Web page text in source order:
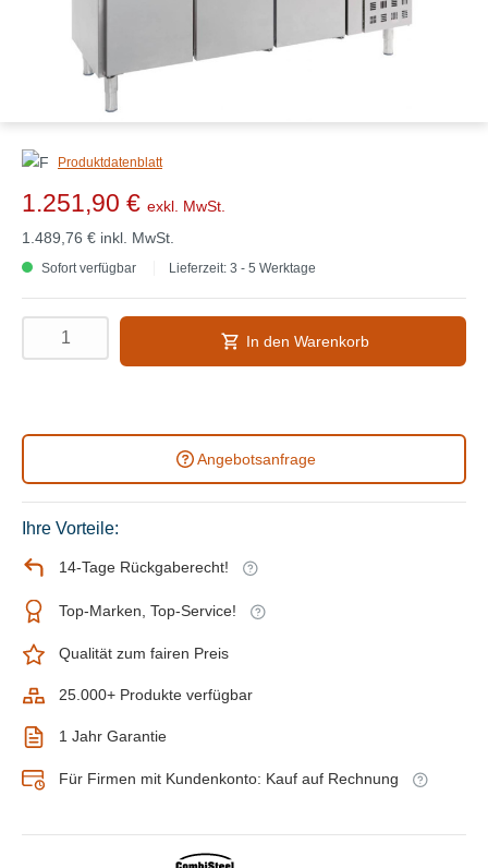
Produktdatenblatt
1.251,90 € exkl. MwSt.
1.489,76 € inkl. MwSt.
Sofort verfügbar Lieferzeit: 3 - 5 Werktage
In den Warenkorb
Angebotsanfrage
Ihre Vorteile:
14-Tage Rückgaberecht!
Top-Marken, Top-Service!
Qualität zum fairen Preis
25.000+ Produkte verfügbar
1 Jahr Garantie
Für Firmen mit Kundenkonto: Kauf auf Rechnung